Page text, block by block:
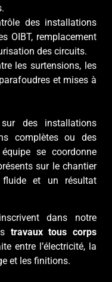
des installations
OIBT, remplacement
des circuits.
les surtensions, les
et mises à
des installations
complètes ou des
se coordonne
sur le chantier
fluide et un résultat
dans notre
travaux tous corps
entre l’électricité, la
et les finitions.